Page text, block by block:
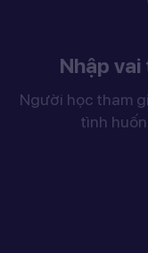
Nhập
Người học tham
tình